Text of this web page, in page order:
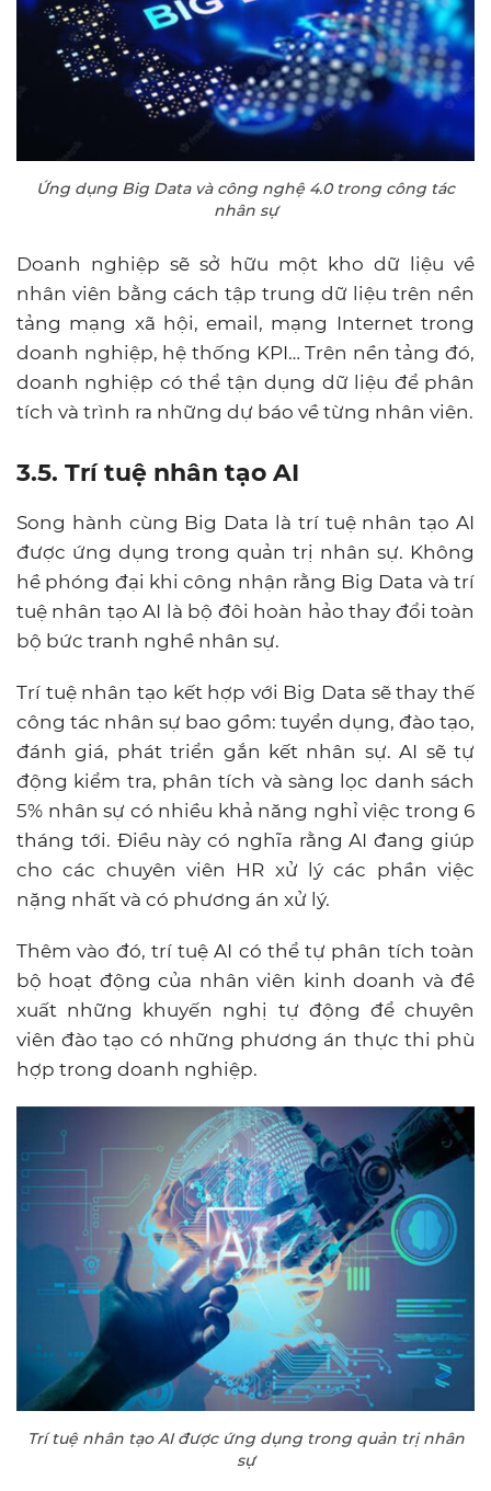
Ứng dụng Big Data và công nghệ 4.0 trong công tác
nhân sự
Doanh nghiệp sẽ sở hữu một kho dữ liệu về
nhân viên bằng cách tập trung dữ liệu trên nền
tảng mạng xã hội, email, mạng Internet trong
doanh nghiệp, hệ thống KPI… Trên nền tảng đó,
doanh nghiệp có thể tận dụng dữ liệu để phân
tích và trình ra những dự báo về từng nhân viên.
3.5. Trí tuệ nhân tạo AI
Song hành cùng Big Data là trí tuệ nhân tạo AI
được ứng dụng trong quản trị nhân sự. Không
hề phóng đại khi công nhận rằng Big Data và trí
tuệ nhân tạo AI là bộ đôi hoàn hảo thay đổi toàn
bộ bức tranh nghề nhân sự.
Trí tuệ nhân tạo kết hợp với Big Data sẽ thay thế
công tác nhân sự bao gồm: tuyển dụng, đào tạo,
đánh giá, phát triển gắn kết nhân sự. AI sẽ tự
động kiểm tra, phân tích và sàng lọc danh sách
5% nhân sự có nhiều khả năng nghỉ việc trong 6
tháng tới. Điều này có nghĩa rằng AI đang giúp
cho các chuyên viên HR xử lý các phần việc
nặng nhất và có phương án xử lý.
Thêm vào đó, trí tuệ AI có thể tự phân tích toàn
bộ hoạt động của nhân viên kinh doanh và đề
xuất những khuyến nghị tự động để chuyên
viên đào tạo có những phương án thực thi phù
hợp trong doanh nghiệp.
Trí tuệ nhân tạo AI được ứng dụng trong quản trị nhân
sự